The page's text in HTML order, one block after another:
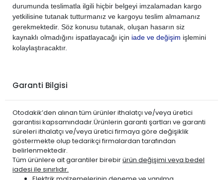
CITROEN
C4 CACTUS 2018-2019 DİZEL
1.6 BlueHDi
CITROEN
C4 GRAND PİCASSO 2007-2013 DİZEL
1.6 E-HDi
CITROEN
C4 GRAND PİCASSO 2007-2013 DİZEL
1.6 HDi
CITROEN
C4 GRAND PİCASSO 2013-2017
CITROEN
C4 PİCASSO 2007-2012
CITROEN
C4 PİCASSO 2013-2018 DİZEL
1.6 E-HDi
CITROEN
C5 2001-2008 DİZEL
1.6 HDi
CITROEN
C5 2008-2015 DİZEL
CITROEN
C5 2008-2015 DİZEL
1.6 HDi
CITROEN
JUMPY 2017-2024 DİZEL
durumunda teslimatla ilgili hiçbir belgeyi imzalamadan kargo
yetkilisine tutanak tutturmanız ve kargoyu teslim almamanız
gerekmektedir. Söz konusu tutanak, oluşan hasarın siz
kaynaklı olmadığını ispatlayacağı için iade ve değişim işlemini
kolaylaştıracaktır.
Garanti Bilgisi
Otodakik’den alınan tüm ürünler ithalatçı ve/veya üretici
garantisi kapsamındadır.Ürünlerin garanti şartları ve garanti
süreleri ithalatçı ve/veya üretici firmaya göre değişiklik
göstermekte olup tedarikçi firmalardan tarafından
belirlenmektedir.
Tüm ürünlere ait garantiler birebirürün değişimi veya bedel
iadesi ile sınırlıdır.